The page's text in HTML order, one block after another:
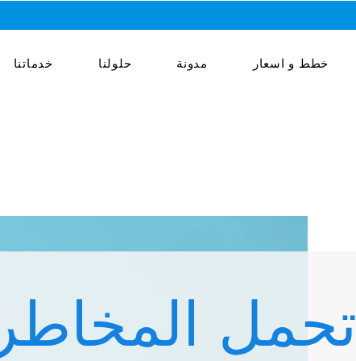
خدماتنا حلولنا مدونة خطط و اسعار
تحمل المخاطر